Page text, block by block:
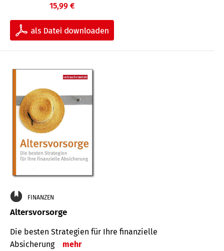
15,99 €
FINANZEN
Altersvorsorge
Die besten Strategien für Ihre finanzielle
Absicherung
mehr